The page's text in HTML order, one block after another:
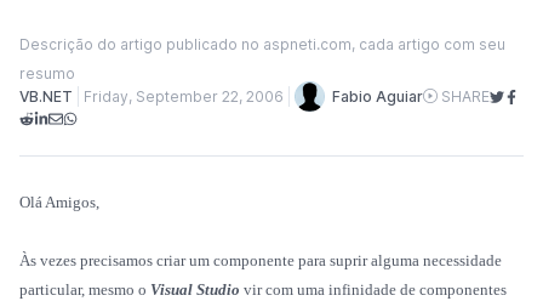
Descrição do artigo publicado no aspneti.com, cada artigo com seu
resumo
VB.NET
Friday, September 22, 2006 Fabio Aguiar SHARE
Olá Amigos,
Às vezes precisamos criar um componente para suprir alguma necessidade
particular, mesmo o Visual Studio vir com uma infinidade de componentes